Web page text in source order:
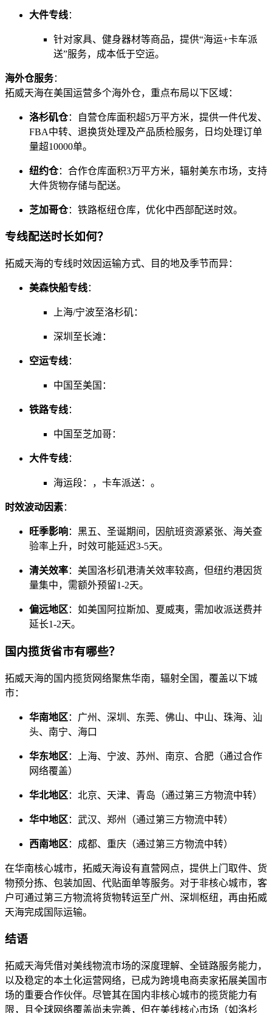
大件专线：
针对家具、健身器材等商品，提供“海运+卡车派
送”服务，成本低于空运。
海外仓服务：
拓威天海在美国运营多个海外仓，重点布局以下区域：
洛杉矶仓：自营仓库面积超5万平方米，提供一件代发、
FBA中转、退换货处理及产品质检服务，日均处理订单
量超10000单。
纽约仓：合作仓库面积3万平方米，辐射美东市场，支持
大件货物存储与配送。
芝加哥仓：铁路枢纽仓库，优化中西部配送时效。
专线配送时长如何？
拓威天海的专线时效因运输方式、目的地及季节而异：
美森快船专线：
上海/宁波至洛杉矶：
深圳至长滩：
空运专线：
中国至美国：
铁路专线：
中国至芝加哥：
大件专线：
海运段：，卡车派送：。
时效波动因素：
旺季影响：黑五、圣诞期间，因航班资源紧张、海关查
验率上升，时效可能延迟3-5天。
清关效率：美国洛杉矶港清关效率较高，但纽约港因货
量集中，需额外预留1-2天。
偏远地区 ：如美国阿拉斯加、夏威夷，需加收派送费并
延长1-2天。
国内揽货省市有哪些？
拓威天海的国内揽货网络聚焦华南，辐射全国，覆盖以下城
市：
华南地区 ：广州、深圳、东莞、佛山、中山、珠海、汕
头、南宁、海口
华东地区 ：上海、宁波、苏州、南京、合肥（通过合作
网络覆盖）
华北地区 ：北京、天津、青岛（通过第三方物流中转）
华中地区 ：武汉、郑州（通过第三方物流中转）
西南地区 ：成都、重庆（通过第三方物流中转）
在华南核心城市，拓威天海设有直营网点，提供上门取件、货
物预分拣、包装加固、代贴面单等服务。对于非核心城市，客
户可通过第三方物流将货物转运至广州、深圳枢纽，再由拓威
天海完成国际运输。
结语
拓威天海凭借对美线物流市场的深度理解、全链路服务能力，
以及稳定的本土化运营网络，已成为跨境电商卖家拓展美国市
场的重要合作伙伴。尽管其在国内非核心城市的揽货能力有
限，且全球网络覆盖尚未完善，但在美线核心市场（如洛杉